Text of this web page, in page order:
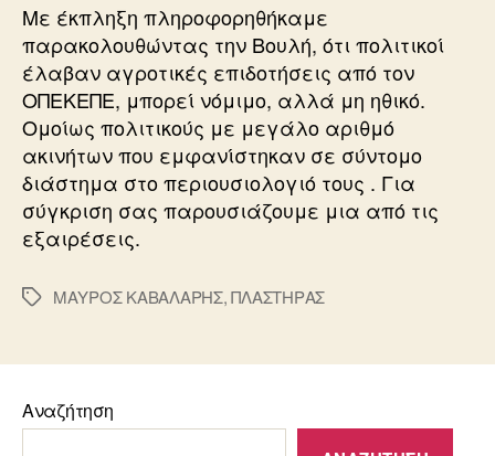
Με έκπληξη πληροφορηθήκαμε
παρακολουθώντας την Βουλή, ότι πολιτικοί
έλαβαν αγροτικές επιδοτήσεις από τον
ΟΠΕΚΕΠΕ, μπορεί νόμιμο, αλλά μη ηθικό.
Ομοίως πολιτικούς με μεγάλο αριθμό
ακινήτων που εμφανίστηκαν σε σύντομο
διάστημα στο περιουσιολογιό τους . Για
σύγκριση σας παρουσιάζουμε μια από τις
εξαιρέσεις.
ΕτικέτεςΜΑΥΡΟΣ ΚΑΒΑΛΑΡΗΣ,ΠΛΑΣΤΗΡΑΣ
Αναζήτηση